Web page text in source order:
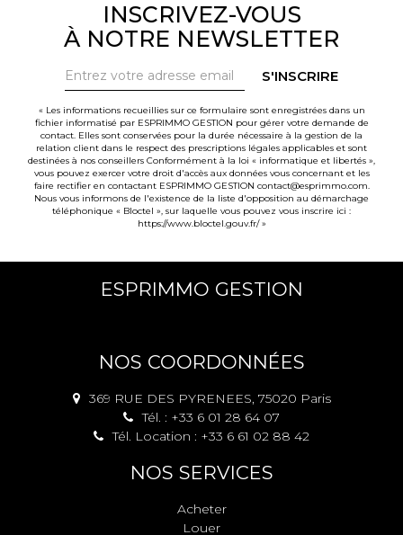
INSCRIVEZ-VOUS
À NOTRE NEWSLETTER
S'INSCRIRE
« Les informations recueillies sur ce formulaire sont enregistrées dans un
fichier informatisé par ESPRIMMO GESTION pour gérer votre demande de
contact. Elles sont conservées pour la durée nécessaire à la gestion de la
relation client dans le respect des prescriptions légales applicables et sont
destinées à nos conseillers Conformément à la loi « informatique et libertés »,
vous pouvez exercer votre droit d'accès aux données vous concernant et les
faire rectifier en contactant ESPRIMMO GESTION contact@esprimmo.com.
Nous vous informons de l'existence de la liste d'opposition au démarchage
téléphonique « Bloctel », sur laquelle vous pouvez vous inscrire ici :
https://www.bloctel.gouv.fr/»
ESPRIMMO GESTION
NOS COORDONNÉES
369 RUE DES PYRENEES, 75020 Paris
Tél. : +33 6 01 28 64 07
Tél. Location : +33 6 61 02 88 42
NOS SERVICES
Acheter
Louer